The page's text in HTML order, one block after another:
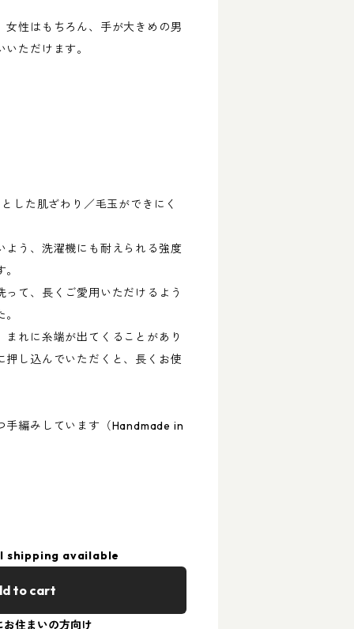
女性はもちろん、手が大きめの男
ただけます。
した肌ざわり／毛玉ができにく
よう、洗濯機にも耐えられる強度
て、長くご愛用いただけるよう
れに糸端が出てくることがあり
押し込んでいただくと、長くお使
手編みしています（Handmade in
shipping available
to cart
お住まいの方向け